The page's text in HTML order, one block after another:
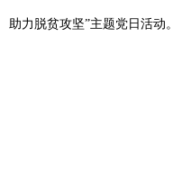
助力脱贫攻坚”主题党日活动。